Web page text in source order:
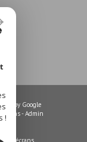
by Google
Liens-Admin
!